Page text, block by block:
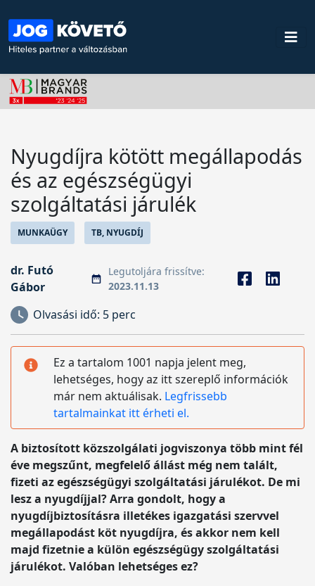
Nyugdíjra kötött megállapodás
és az egészségügyi
szolgáltatási járulék
MUNKAÜGY TB, NYUGDÍJ
dr. Futó
Gábor
Legutoljára frissítve:
2023.11.13
Olvasási idő: 5 perc
Ez a tartalom 1001 napja jelent meg,
lehetséges, hogy az itt szereplő információk
már nem aktuálisak. Legfrissebb
tartalmainkat itt érheti el.
A biztosított közszolgálati jogviszonya több mint fél
éve megszűnt, megfelelő állást még nem talált,
fizeti az egészségügyi szolgáltatási járulékot. De mi
lesz a nyugdíjjal? Arra gondolt, hogy a
nyugdíjbiztosításra illetékes igazgatási szervvel
megállapodást köt nyugdíjra, és akkor nem kell
majd fizetnie a külön egészségügy szolgáltatási
járulékot. Valóban lehetséges ez?